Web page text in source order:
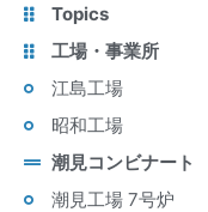
Topics
工場・事業所
江島工場
昭和工場
潮見コンビナート
潮見工場 7号炉